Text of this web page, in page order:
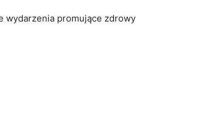
wydarzenia promujące‍ zdrowy